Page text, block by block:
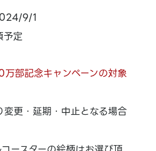
9/1
定
部記念キャンペーンの対象
更・延期・中止となる場合